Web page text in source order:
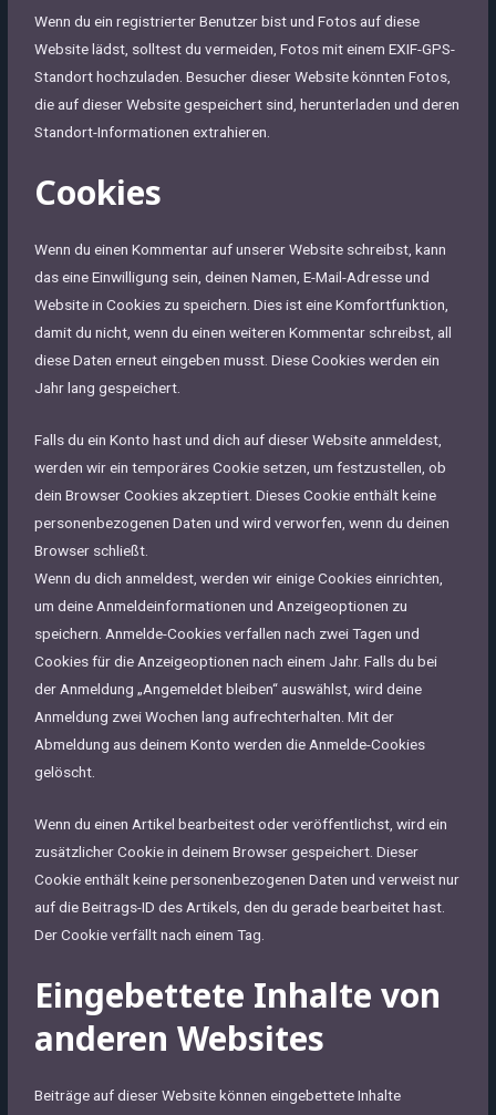
Wenn du ein registrierter Benutzer bist und Fotos auf diese
Website lädst, solltest du vermeiden, Fotos mit einem EXIF-GPS-
Standort hochzuladen. Besucher dieser Website könnten Fotos,
die auf dieser Website gespeichert sind, herunterladen und deren
Standort-Informationen extrahieren.
Cookies
Wenn du einen Kommentar auf unserer Website schreibst, kann
das eine Einwilligung sein, deinen Namen, E-Mail-Adresse und
Website in Cookies zu speichern. Dies ist eine Komfortfunktion,
damit du nicht, wenn du einen weiteren Kommentar schreibst, all
diese Daten erneut eingeben musst. Diese Cookies werden ein
Jahr lang gespeichert.
Falls du ein Konto hast und dich auf dieser Website anmeldest,
werden wir ein temporäres Cookie setzen, um festzustellen, ob
dein Browser Cookies akzeptiert. Dieses Cookie enthält keine
personenbezogenen Daten und wird verworfen, wenn du deinen
Browser schließt.
Wenn du dich anmeldest, werden wir einige Cookies einrichten,
um deine Anmeldeinformationen und Anzeigeoptionen zu
speichern. Anmelde-Cookies verfallen nach zwei Tagen und
Cookies für die Anzeigeoptionen nach einem Jahr. Falls du bei
der Anmeldung „Angemeldet bleiben“ auswählst, wird deine
Anmeldung zwei Wochen lang aufrechterhalten. Mit der
Abmeldung aus deinem Konto werden die Anmelde-Cookies
gelöscht.
Wenn du einen Artikel bearbeitest oder veröffentlichst, wird ein
zusätzlicher Cookie in deinem Browser gespeichert. Dieser
Cookie enthält keine personenbezogenen Daten und verweist nur
auf die Beitrags-ID des Artikels, den du gerade bearbeitet hast.
Der Cookie verfällt nach einem Tag.
Eingebettete Inhalte von
anderen Websites
Beiträge auf dieser Website können eingebettete Inhalte